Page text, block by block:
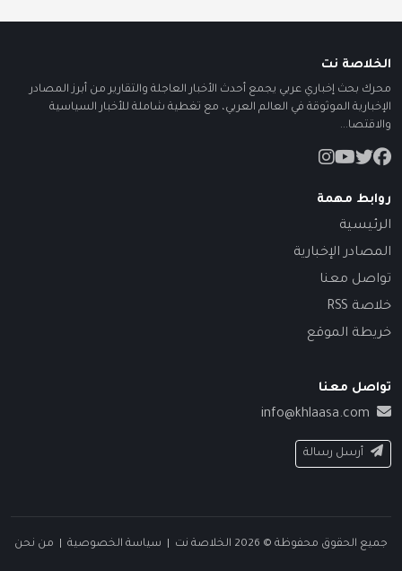
الخلاصة نت
محرك بحث إخباري عربي يجمع أحدث الأخبار العاجلة والتقارير من أبرز المصادر
الإخبارية الموثوقة في العالم العربي، مع تغطية شاملة للأخبار السياسية
والاقتصا...
روابط مهمة
الرئيسية
المصادر الإخبارية
تواصل معنا
خلاصة RSS
خريطة الموقع
تواصل معنا
info@khlaasa.com
أرسل رسالة
جميع الحقوق محفوظة © 2026 الخلاصة نت | سياسة الخصوصية من نحن